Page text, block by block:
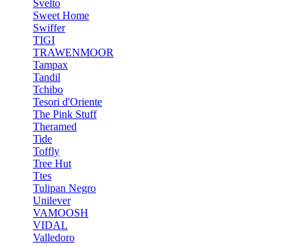
Svelto
Sweet Home
Swiffer
TIGI
TRAWENMOOR
Tampax
Tandil
Tchibo
Tesori d'Oriente
The Pink Stuff
Theramed
Tide
Toffly
Tree Hut
Ttes
Tulipan Negro
Unilever
VAMOOSH
VIDAL
Valledoro